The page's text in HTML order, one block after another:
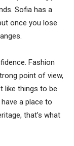
Sofia has a
once you lose
Fashion
point of view,
like things to be
a place to
that’s what